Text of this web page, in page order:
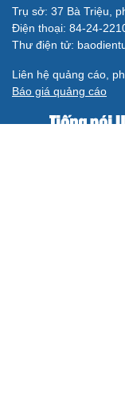
Trụ sở: 37 Bà Triệu,
Điện thoại: 84-24-
Thư điện tử:
Liên hệ quảng cáo,
Báo giá quảng cáo
Báo in